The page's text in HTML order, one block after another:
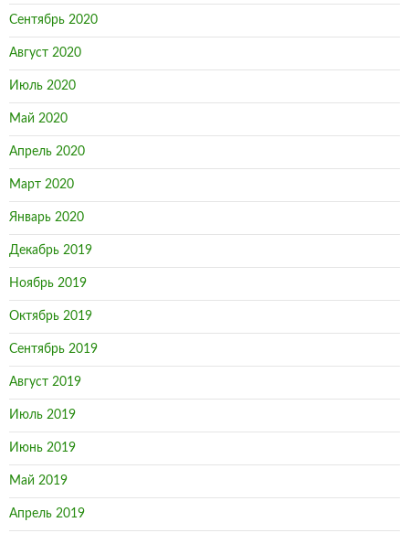
Сентябрь 2020
Август 2020
Июль 2020
Май 2020
Апрель 2020
Март 2020
Январь 2020
Декабрь 2019
Ноябрь 2019
Октябрь 2019
Сентябрь 2019
Август 2019
Июль 2019
Июнь 2019
Май 2019
Апрель 2019